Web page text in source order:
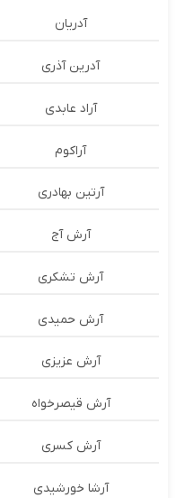
آدریان
آدرین آذری
آراد عابدی
آراکوم
آرتین بهادری
آرش آج
آرش تشکری
آرش حمیدی
آرش عزیزی
آرش قیصرخواه
آرش کسری
آرشا خورشیدی